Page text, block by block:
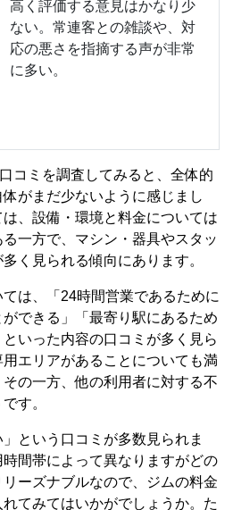
高く評価する意見はかなり少
ない。常連客との雑談や、対
応の悪さを指摘する声が非常
に多い。
コミを調査してみると、全体的
がまだ少ないように感じまし
、設備・環境と料金については
一方で、マシン・器具やスタッ
く見られる傾向にあります。
は、「24時間営業であるために
できる」「最寄り駅にあるため
いった内容の口コミが多く見ら
エリアがあることについても満
の一方、他の利用者に対する不
す。
という口コミが多数見られま
間帯によって異なりますがどの
ーズナブルなので、ジムの料金
てみてはいかがでしょうか。た